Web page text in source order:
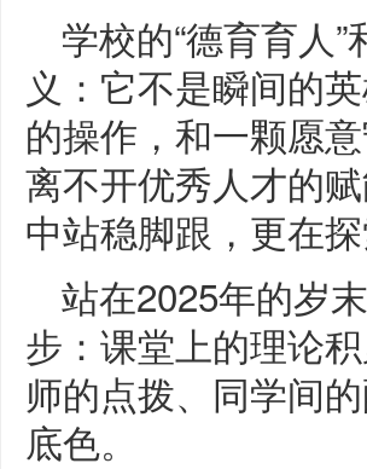
学校的“德育育人
义：它不是瞬间的
的操作，和一颗愿
离不开优秀人才的
中站稳脚跟，更在
站在2025年的岁
步：课堂上的理论
师的点拨、同学间
底色。